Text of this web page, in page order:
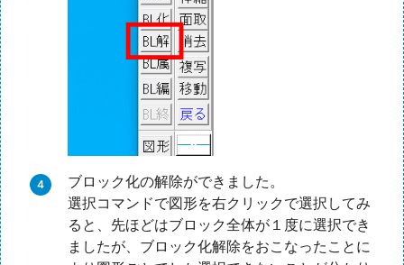
ブロック化の解除ができました。
選択コマンドで図形を右クリックで選択してみ
ると、先ほどはブロック全体が１度に選択でき
ましたが、ブロック化解除をおこなったことに